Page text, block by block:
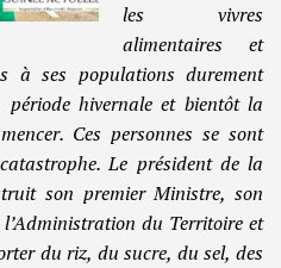
les vivres
alimentaires et
à ses populations durement
hivernale et bientôt la
Ces personnes se sont
Le président de la
son premier Ministre, son
du Territoire et
du riz, du sucre, du sel, des